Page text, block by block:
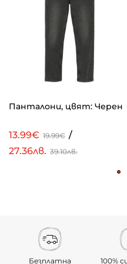
Панталони, цвят: Черен
13.99€ 19.99€ /
27.36лв. 39.10лв.
Безплатна
100%